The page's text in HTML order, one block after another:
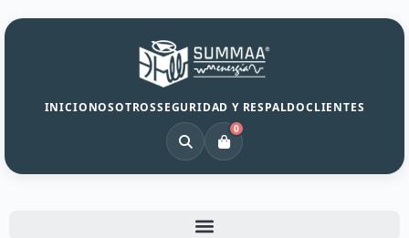
INICIONOSOTROSSEGURIDAD Y RESPALDOCLIENTES
0